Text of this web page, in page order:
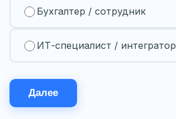
Бухгалтер / сотрудник
ИТ-специалист / интегратор
Далее